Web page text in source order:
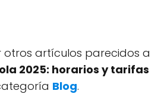
otros artículos parecidos a
2025: horarios y tarifas
Blog.